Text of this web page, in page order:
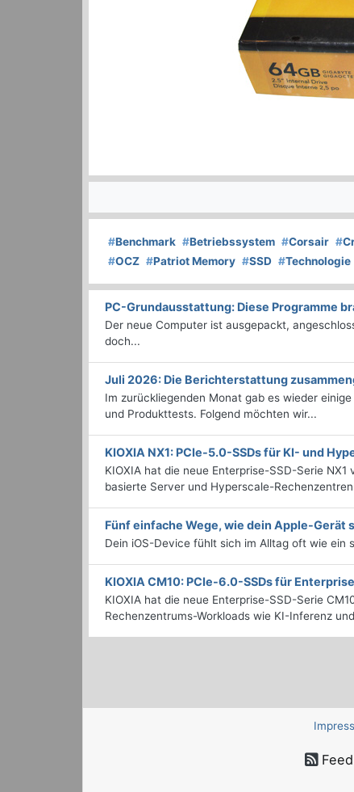
#Benchmark #Betriebssystem #Corsair #
#OCZ #Patriot Memory #SSD #Technologie
PC-Grundausstattung: Diese Programme
Der neue Computer ist ausgepackt,
doch...
Juli 2026: Die Bericht­erstattung
Im zurückliegenden Monat gab es wieder
und Produkttests. Folgend möchten wir...
KIOXIA NX1: PCIe-5.0-SSDs für KI- und
KIOXIA hat die neue Enterprise-SSD-Serie
basierte Server und Hyperscale-
Fünf einfache Wege, wie dein Apple-Gerät
Dein iOS-Device fühlt sich im Alltag oft wie ein
KIOXIA CM10: PCIe-6.0-SSDs für
KIOXIA hat die neue Enterprise-SSD-Serie
Rechenzentrums-Workloads wie KI-Inferenz
Feed